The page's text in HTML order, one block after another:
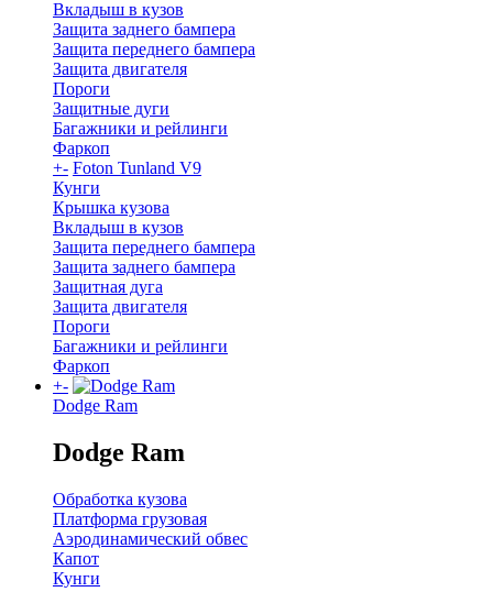
Вкладыш в кузов
Защита заднего бампера
Защита переднего бампера
Защита двигателя
Пороги
Защитные дуги
Багажники и рейлинги
Фаркоп
+- Foton Tunland V9
Кунги
Крышка кузова
Вкладыш в кузов
Защита переднего бампера
Защита заднего бампера
Защитная дуга
Защита двигателя
Пороги
Багажники и рейлинги
Фаркоп
+-
Dodge Ram
Dodge Ram
Обработка кузова
Платформа грузовая
Аэродинамический обвес
Капот
Кунги